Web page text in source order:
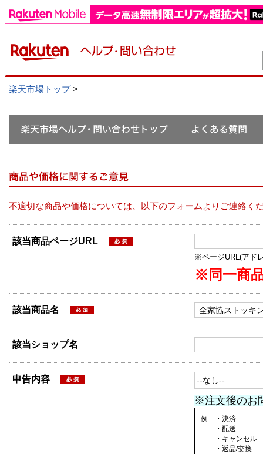
楽天市場トップ>
不適切な商品や価格については、以下のフォームよりご連絡く
該当商品ページURL
※ページURL(アド
※同一商
該当商品名
該当ショップ名
申告内容
※注文後のお
例 ・決済
・配送
・キャンセル
・返品/交換